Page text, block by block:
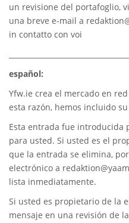
un revisione del portafoglio,
una breve e-mail a
in contatto con voi
español:
Yfw.ie crea el mercado en
esta razón, hemos incluido
Esta entrada fue introducida
para usted. Si usted es el
que la entrada se elimina,
electrónico a
lista inmediatamente.
Si usted es propietario de la
mensaje en una revisión de